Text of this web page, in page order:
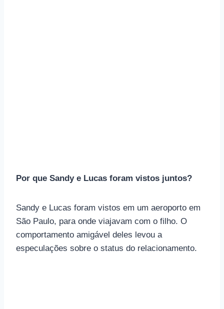
Por que Sandy e Lucas foram vistos juntos?
Sandy e Lucas foram vistos em um aeroporto em
São Paulo, para onde viajavam com o filho. O
comportamento amigável deles levou a
especulações sobre o status do relacionamento.